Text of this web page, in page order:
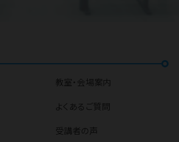
教室・会場案内
よくあるご質問
受講者の声